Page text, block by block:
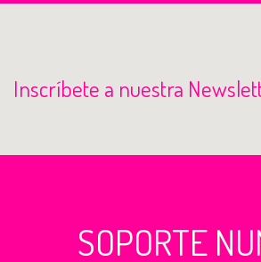
Inscríbete a nuestra
SOPORTE